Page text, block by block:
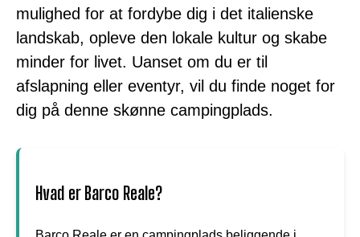
mulighed for at fordybe dig i det italienske
landskab, opleve den lokale kultur og skabe
minder for livet. Uanset om du er til
afslapning eller eventyr, vil du finde noget for
dig på denne skønne campingplads.
Hvad er Barco Reale?